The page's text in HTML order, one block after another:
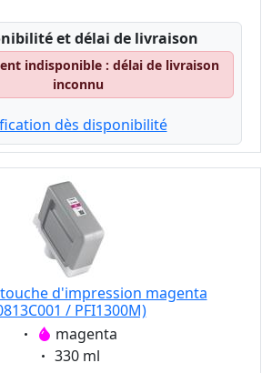
et délai de livraison
indisponible : délai de livraison
inconnu
dès disponibilité
d'impression magenta
/ PFI1300M)
Eigenschaft:
magenta
Eigenschaft:
330 ml